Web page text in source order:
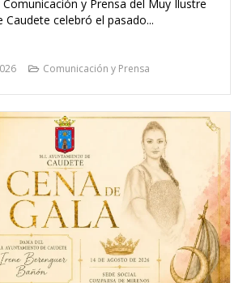
Comunicación y Prensa del Muy Ilustre
celebró el pasado...
Comunicación y Prensa